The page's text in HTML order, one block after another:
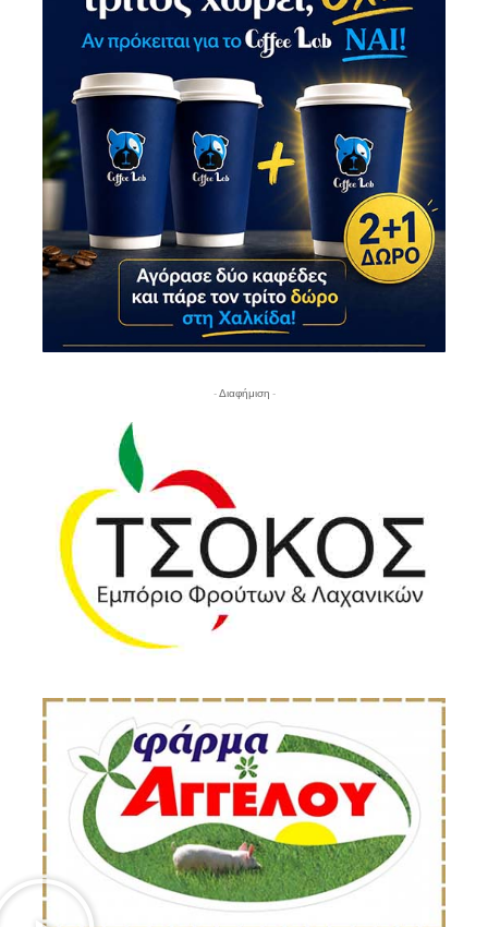
- Διαφήμιση -